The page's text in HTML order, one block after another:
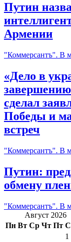
Путин
Армении
"Коммерсантъ". В
«Дело в
сделал
Победы и
встреч
"Коммерсантъ". В
Путин:
обмену
"Коммерсантъ". В
Август 2026
Пн Вт Ср Чт Пт
1